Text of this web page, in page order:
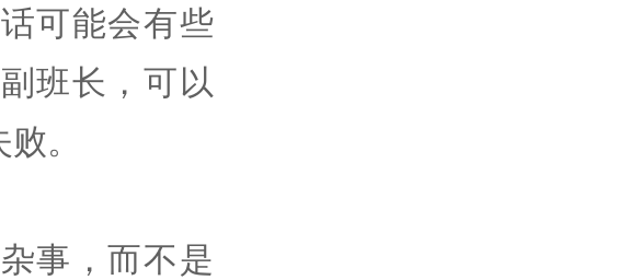
可能会有些
班长，可以
。
事，而不是